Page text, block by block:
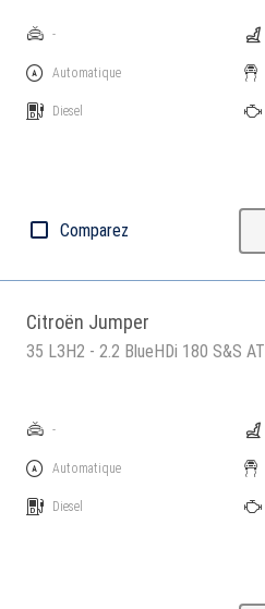
-
Automatique
Diesel
Comparez
Citroën Jumper
35 L3H2 - 2.2 BlueHDi 180 S&S AT
-
Automatique
Diesel